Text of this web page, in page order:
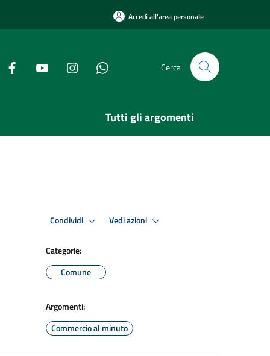
Accedi all'area personale
Cerca
Tutti gli argomenti
Condividi Vedi azioni
Categorie:
Comune
Argomenti:
Commercio al minuto